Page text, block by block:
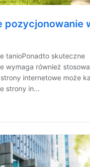
pozycjonowanie
tanioPonadto skuteczne
wymaga również
internetowe może
strony in...